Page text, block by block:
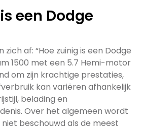
een Dodge
af: “Hoe zuinig is een Dodge
1500 met een 5.7 Hemi-motor
om zijn krachtige prestaties,
kan variëren afhankelijk
belading en
Over het algemeen wordt
niet beschouwd als de meest